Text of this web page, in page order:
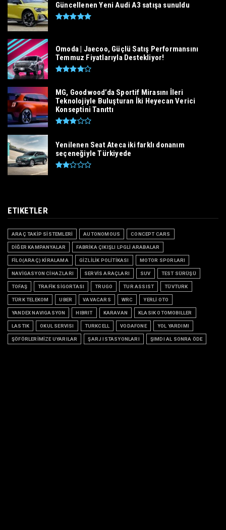
Güncellenen Yeni Audi A3 satışa sunuldu
Omoda | Jaecoo, Güçlü Satış Performansını
Temmuz Fiyatlarıyla Destekliyor!
MG, Goodwood’da Sportif Mirasını İleri
Teknolojiyle Buluşturan İki Heyecan Verici
Konseptini Tanıttı
Yenilenen Seat Ateca iki farklı donanım
seçeneğiyle Türkiyede
ETIKETLER
ARAÇ TAKİP SİSTEMLERİ AUTONOMOUS CONCEPT CARS
DİĞER KAMPANYALAR FABRİKA ÇIKIŞLI LPGLİ ARABALAR
FİLO(ARAÇ) KİRALAMA GİZLİLİK POLİTİKASI MOTOR SPORLARI
NAVİGASYON CİHAZLARI SERVİS ARAÇLARI SUV TEST SÜRÜŞÜ
TOFAŞ TRAFİK SİGORTASI TRUGO TUR ASSIST TÜVTURK
TÜRK TELEKOM UBER VAVACARS WRC YERLİ OTO
YANDEX NAVIGASYON HIBRIT KARAVAN KLASIK OTOMOBILLER
LASTIK OKUL SERVISI TURKCELL VODAFONE YOL YARDIMI
ŞÖFÖRLERİMİZE UYARILAR ŞARJ ISTASYONLARI ŞIMDI AL SONRA ÖDE